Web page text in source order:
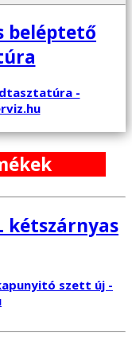
beléptető
kétszárnyas